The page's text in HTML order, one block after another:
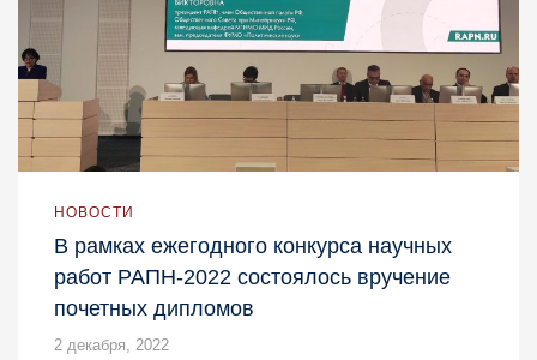
НОВОСТИ
В рамках ежегодного конкурса научных
работ РАПН-2022 состоялось вручение
почетных дипломов
2 декабря, 2022